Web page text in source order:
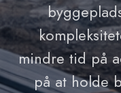
mindre tid på
på at holde